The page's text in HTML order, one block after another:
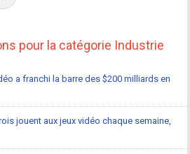
pour la catégorie Industrie
a franchi la barre des $200 milliards en
jouent aux jeux vidéo chaque semaine,